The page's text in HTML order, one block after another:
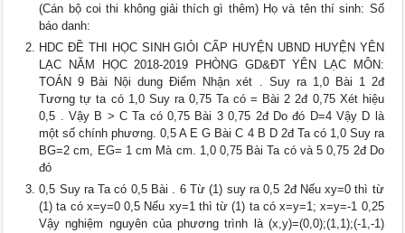
(Cán bộ coi thi không giải thích gì thêm) Họ và tên thí sinh: Số
báo danh:
HDC ĐỀ THI HỌC SINH GIỎI CẤP HUYỆN UBND HUYỆN YÊN
LẠC NĂM HỌC 2018-2019 PHÒNG GD&ĐT YÊN LẠC MÔN:
TOÁN 9 Bài Nội dung Điểm Nhận xét . Suy ra 1,0 Bài 1 2đ
Tương tự ta có 1,0 Suy ra 0,75 Ta có = Bài 2 2đ 0,75 Xét hiệu
0,5 . Vậy B > C Ta có 0,75 Bài 3 0,75 2đ Do đó D=4 Vậy D là
một số chính phương. 0,5 A E G Bài C 4 B D 2đ Ta có 1,0 Suy ra
BG=2 cm, EG= 1 cm Mà cm. 1,0 0,75 Bài Ta có và 5 0,75 2đ Do
đó
0,5 Suy ra Ta có 0,5 Bài . 6 Từ (1) suy ra 0,5 2đ Nếu xy=0 thì từ
(1) ta có x=y=0 0,5 Nếu xy=1 thì từ (1) ta có x=y=1; x=y=-1 0,25
Vậy nghiệm nguyên của phương trình là (x,y)=(0,0);(1,1);(-1,-1)